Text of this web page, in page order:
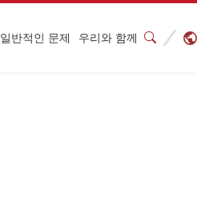
일반적인 문제 우리와 함께